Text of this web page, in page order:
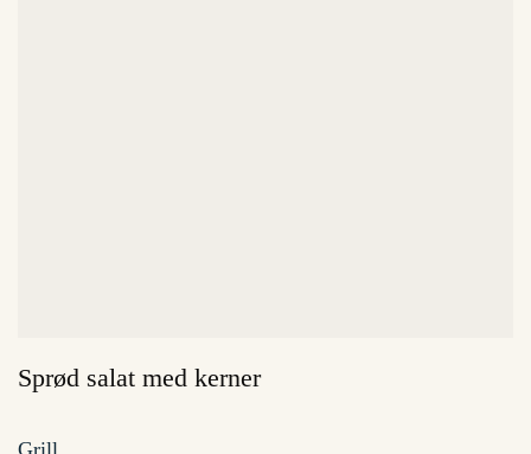
Sprød salat med kerner
Grill